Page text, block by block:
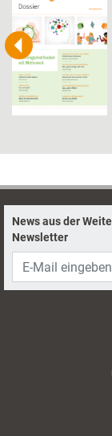
News aus der
Newsletter